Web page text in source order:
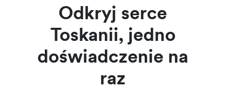
Odkryj serce
Toskanii, jedno
doświadczenie na
raz